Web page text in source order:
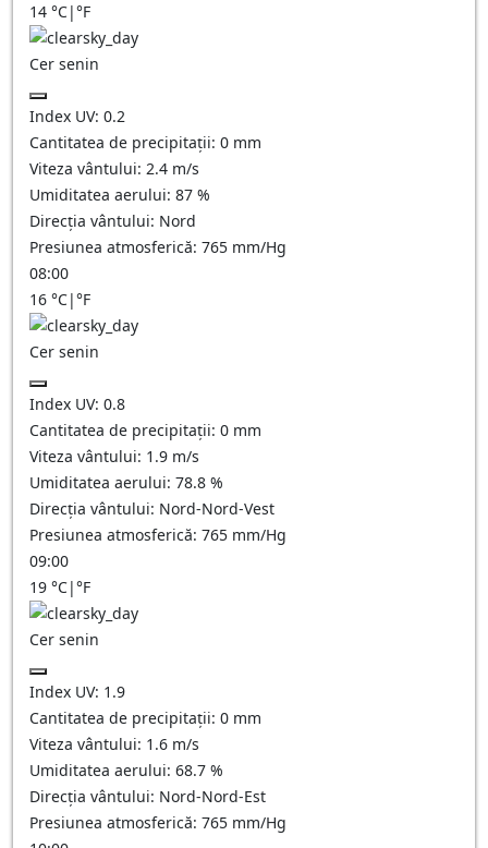
14 °C|°F
Cer senin
Index UV: 0.2
Cantitatea de precipitații: 0 mm
Viteza vântului: 2.4 m/s
Umiditatea aerului: 87 %
Direcția vântului: Nord
Presiunea atmosferică: 765 mm/Hg
08:00
16 °C|°F
Cer senin
Index UV: 0.8
Cantitatea de precipitații: 0 mm
Viteza vântului: 1.9 m/s
Umiditatea aerului: 78.8 %
Direcția vântului: Nord-Nord-Vest
Presiunea atmosferică: 765 mm/Hg
09:00
19 °C|°F
Cer senin
Index UV: 1.9
Cantitatea de precipitații: 0 mm
Viteza vântului: 1.6 m/s
Umiditatea aerului: 68.7 %
Direcția vântului: Nord-Nord-Est
Presiunea atmosferică: 765 mm/Hg